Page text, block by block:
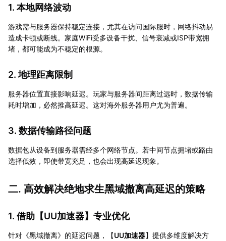
1. 本地网络波动
游戏需与服务器保持稳定连接，尤其在访问国际服时，网络抖动易
造成卡顿或断线。家庭WiFi受多设备干扰、信号衰减或ISP带宽拥
堵，都可能成为不稳定的根源。
2. 地理距离限制
服务器位置直接影响延迟。玩家与服务器间距离过远时，数据传输
耗时增加，必然推高延迟。这对海外服务器用户尤为普遍。
3. 数据传输路径问题
数据包从设备到服务器需经多个网络节点。若中间节点拥堵或路由
选择低效，即使带宽充足，也会出现高延迟现象。
二. 高效解决绝地求生黑域撤离高延迟的策略
1. 借助【UU加速器】专业优化
针对《黑域撤离》的延迟问题，【UU加速器】提供多维度解决方